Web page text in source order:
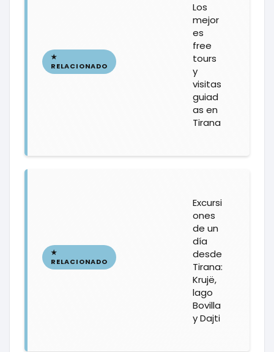
Los
mejor
es
free
tours
y
visitas
guiad
as en
Tirana
Excursi
ones
de un
día
desde
Tirana:
Krujë,
lago
Bovilla
y Dajti